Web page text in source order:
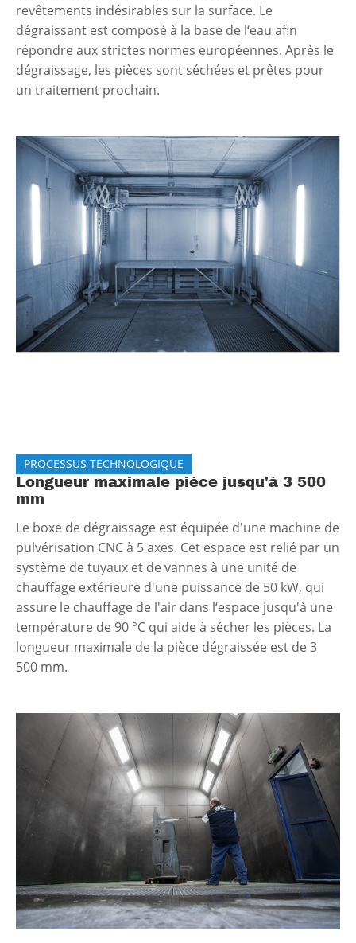
revêtements indésirables sur la surface. Le
dégraissant est composé à la base de l‘eau afin
répondre aux strictes normes européennes. Après le
dégraissage, les pièces sont séchées et prêtes pour
un traitement prochain.
PROCESSUS TECHNOLOGIQUE
Longueur maximale pièce jusqu'à 3 500
mm
Le boxe de dégraissage est équipée d'une machine de
pulvérisation CNC à 5 axes. Cet espace est relié par un
système de tuyaux et de vannes à une unité de
chauffage extérieure d'une puissance de 50 kW, qui
assure le chauffage de l'air dans l‘espace jusqu'à une
température de 90 °C qui aide à sécher les pièces. La
longueur maximale de la pièce dégraissée est de 3
500 mm.